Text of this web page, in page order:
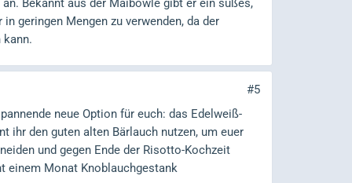
Bekannt aus der Maibowle gibt er ein süßes,
geringen Mengen zu verwenden, da der
#5
neue Option für euch: das Edelweiß-
ihr den guten alten Bärlauch nutzen, um euer
und gegen Ende der Risotto-Kochzeit
einem Monat Knoblauchgestank